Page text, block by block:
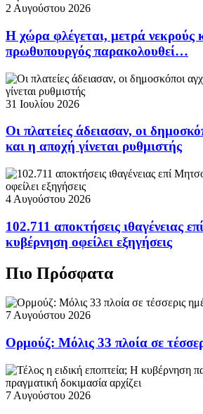
2 Αυγούστου 2026
Η χώρα φλέγεται, μετρά νεκρούς
πρωθυπουργός παρακολουθεί…
31 Ιουλίου 2026
Οι πλατείες άδειασαν, οι
και η αποχή γίνεται ρυθμιστής
4 Αυγούστου 2026
102.711 αποκτήσεις ιθαγένειας
κυβέρνηση οφείλει εξηγήσεις
Πιο Πρόσφατα
7 Αυγούστου 2026
Ορμούζ: Μόλις 33 πλοία σε
7 Αυγούστου 2026